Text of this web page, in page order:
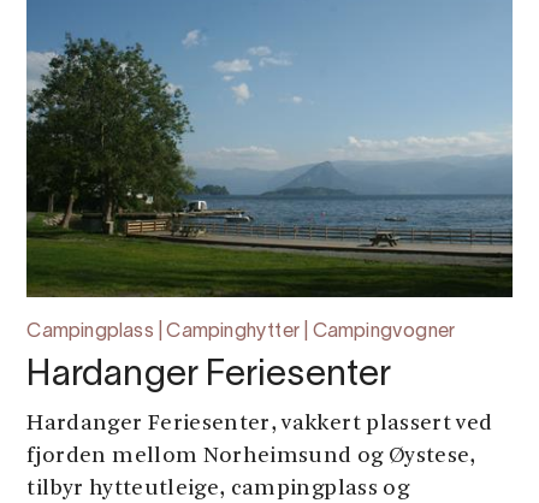
Campingplass | Campinghytter | Campingvogner
Hardanger Feriesenter
Hardanger Feriesenter, vakkert plassert ved
fjorden mellom Norheimsund og Øystese,
tilbyr hytteutleige, campingplass og